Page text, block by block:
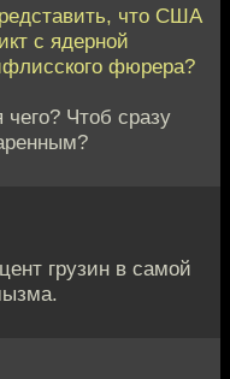
что США
с ядерной
фюрера?
Чтоб сразу
грузин в самой